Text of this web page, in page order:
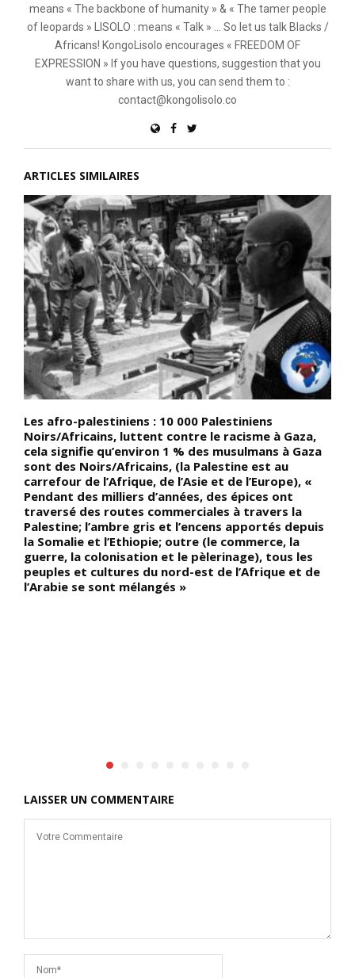
means « The backbone of humanity » & « The tamer people
of leopards » LISOLO : means « Talk » ... So let us talk Blacks /
Africans! KongoLisolo encourages « FREEDOM OF
EXPRESSION » If you have questions, suggestion that you
want to share with us, you can send them to :
contact@kongolisolo.co
ARTICLES SIMILAIRES
Les afro-palestiniens : 10 000 Palestiniens
Noirs/Africains, luttent contre le racisme à Gaza,
cela signifie qu’environ 1 % des musulmans à Gaza
sont des Noirs/Africains, (la Palestine est au
carrefour de l’Afrique, de l’Asie et de l’Europe), «
Pendant des milliers d’années, des épices ont
traversé des routes commerciales à travers la
Palestine; l’ambre gris et l’encens apportés depuis
la Somalie et l’Ethiopie; outre (le commerce, la
guerre, la colonisation et le pèlerinage), tous les
peuples et cultures du nord-est de l’Afrique et de
l’Arabie se sont mélangés »
LAISSER UN COMMENTAIRE